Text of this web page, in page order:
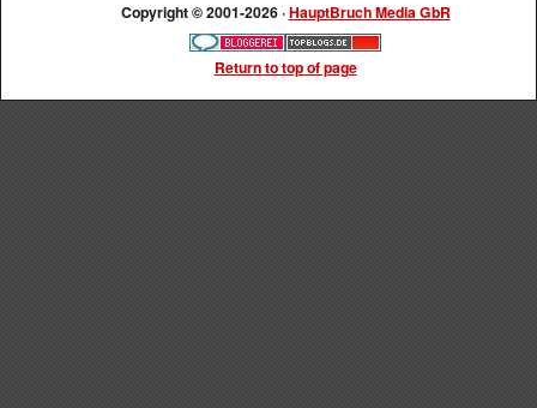
Copyright © 2001-2026 ·HauptBruch Media GbR
Return to top of page